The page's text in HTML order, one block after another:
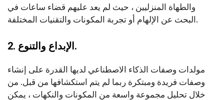
والطهاة المنزليين ، حيث لم يعد عليهم قضاء ساعات في
البحث عن الإلهام أو تجربة المكونات والتقنيات المختلفة.
2. الإبداع والتنوع.
مولدات وصفات الذكاء الاصطناعي لديها القدرة على إنشاء
وصفات فريدة ومبتكرة ربما لم يتم استكشافها من قبل. من
خلال تحليل مجموعة واسعة من المكونات والنكهات ، يمكن